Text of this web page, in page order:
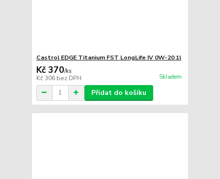
Castrol EDGE Titanium FST LongLife IV 0W-20 1l
Kč 370/ks
Kč 306 bez DPH Skladem
Přidat do košíku